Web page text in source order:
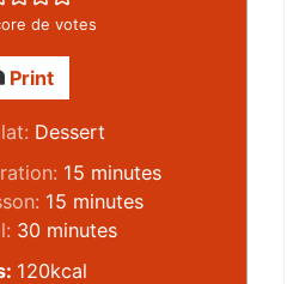
de votes
Print
Dessert
15 minutes
15 minutes
30 minutes
120kcal